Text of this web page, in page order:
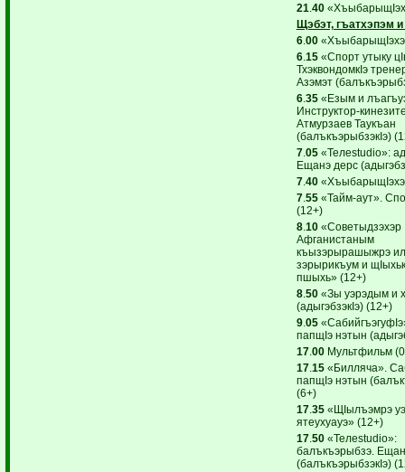
21 40
Щэбэт, гъатхэпэм и
6. 00
6. 15«Спорт утыку
ТхэквондомкIэ
Азэмэт
6. 35«Езым и
Инструктор-
Атмурзаев Таукъан
(балъкъэрыбзэкIэ)
7. 05«Teлеstudio»:
Ещанэ дерс
7. 40
7. 55«Тайм-аут».
(12+)
8. 10«Советыдзэхэр
Афганистаным
къызэрырашыжрэ
зэрырикъум и
пшыхь» (12+)
8. 50«Зы уэрэдым и
(адыгэбзэкIэ) (12+)
9. 05
папщIэ нэтын
17. 00Мультфильм
17. 15«Билляча».
папщIэ нэтын
(6+)
17. 35«ЩIылъэмрэ
ятеухуауэ» (12+)
17. 50«Teлеstudio»:
балъкъэрыбзэ.
(балъкъэрыбзэкIэ)